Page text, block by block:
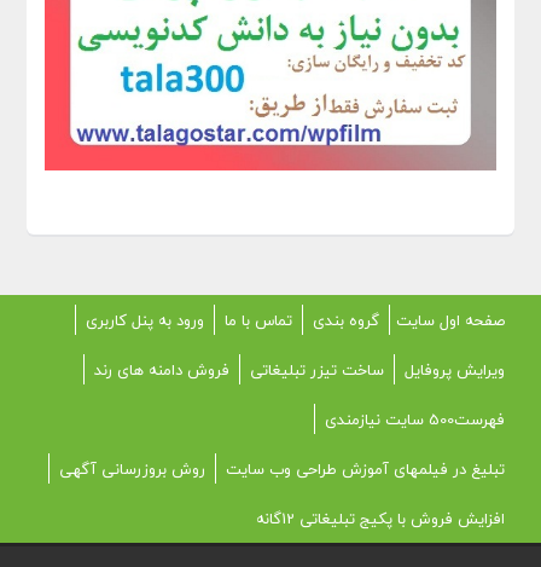
صفحه اول سایت گروه بندی تماس با ما
ورود به پنل کاربری
ویرایش پروفایل
ساخت تیزر تبلیغاتی
فروش دامنه های رند
فهرست500 سایت نیازمندی
تبلیغ در فیلمهای آموزش طراحی وب سایت
روش بروزرسانی آگهی
افزایش فروش با پکیج تبلیغاتی 12گانه